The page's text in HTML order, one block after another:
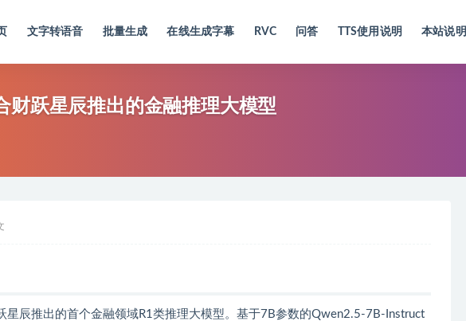
文字转语音 批量生成 在线生成字幕 RVC 问答 TTS使用说明 本站说明
财跃星辰推出的金融推理大模型
星辰推出的首个金融领域R1类推理大模型。基于7B参数的Qwen2.5-7B-Instruct